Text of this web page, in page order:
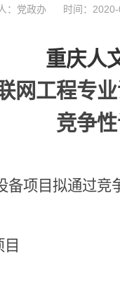
：党政办 时间：
重庆人
网工程专
竞争
项目拟通过